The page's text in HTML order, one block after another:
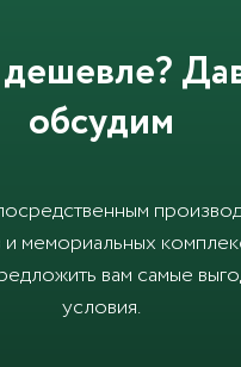
обсудим
и мемориальных
вам самые
условия.